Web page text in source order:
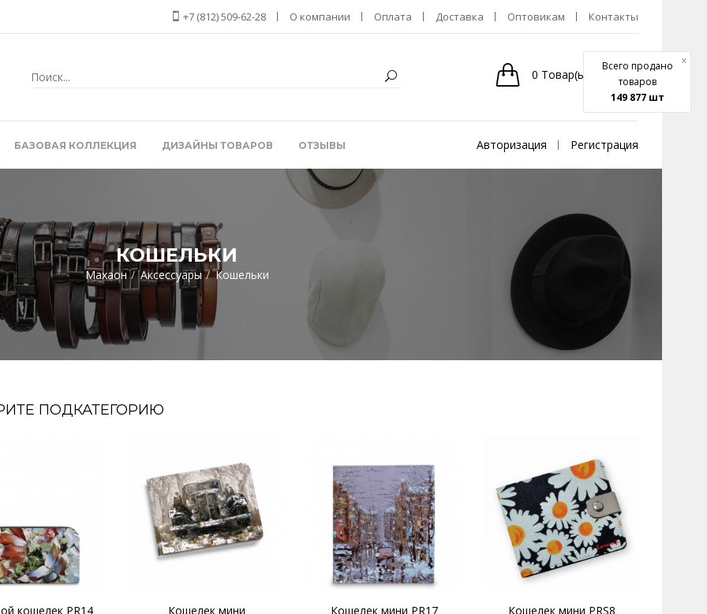
Всего продано
товаров
149 877 шт
x
+7 (812) 509-62-28 О компании Оплата Доставка Оптовикам Контакты
0 Товар(ы) 0р.
БАЗОВАЯ КОЛЛЕКЦИЯ ДИЗАЙНЫ ТОВАРОВ ОТЗЫВЫ Авторизация Регистрация
КОШЕЛЬКИ
Махаон Аксессуары Кошельки
ПОДКАТЕГОРИЮ
кошелек PR14 Кошелек мини Кошелек мини PR17 Кошелек мини PRS8